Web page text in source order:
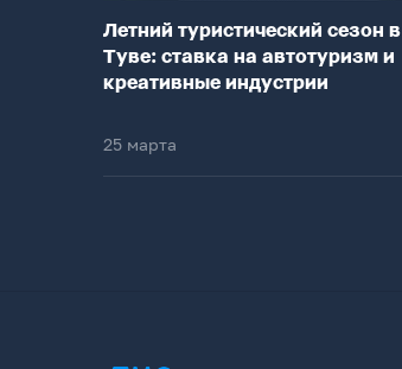
Летний туристический сезон в
Туве: ставка на автотуризм и
креативные индустрии
25 марта